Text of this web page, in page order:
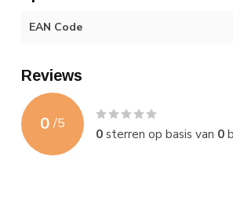
EAN Code
Reviews
0 /5
0sterren op basis van 0